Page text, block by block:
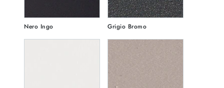
Nero Ingo Grigio Bromo